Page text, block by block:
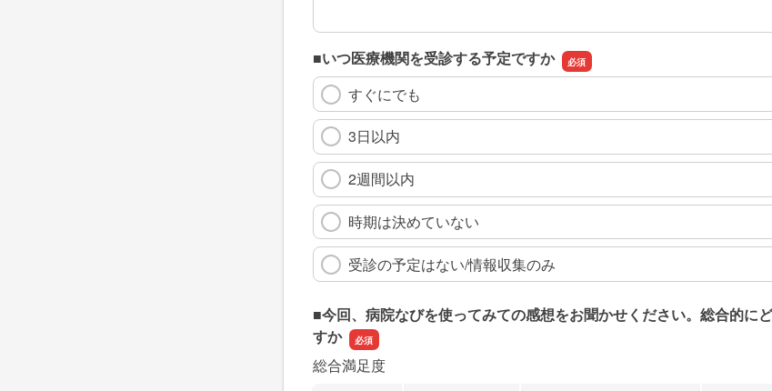
■いつ医療機関を受診する予定ですか
すぐにでも
3日以内
2週間以内
時期は決めていない
受診の予定はない/情報収集のみ
■今回、病院なびを使ってみての感想をお聞かせください。総合的に
すか
総合満足度